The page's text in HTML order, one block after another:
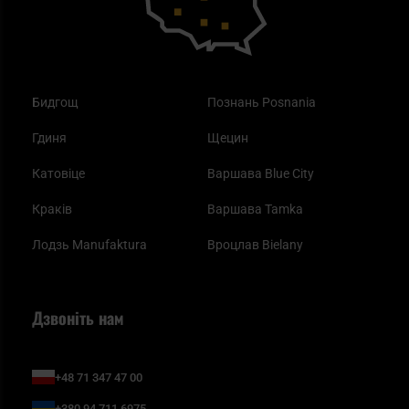
Бидгощ
Гдиня
Катовіце
Краків
Лодзь Manufaktura
Познань Posnania
Щецин
Варшава Blue City
Варшава Tamka
Вроцлав Bielany
Дзвоніть нам
+48 71 347 47 00